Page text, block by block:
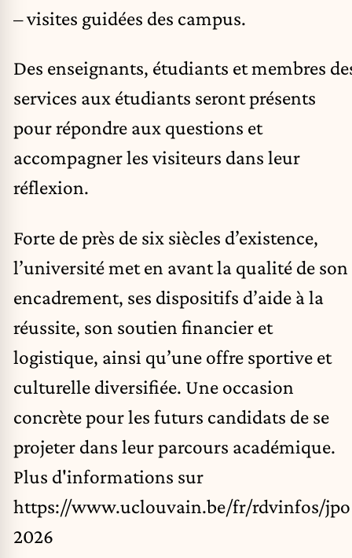
– visites guidées des campus.
Des enseignants, étudiants et membres
services aux étudiants seront présents
pour répondre aux questions et
accompagner les visiteurs dans leur
réflexion.
Forte de près de six siècles d’existence,
l’université met en avant la qualité de son
encadrement, ses dispositifs d’aide à la
réussite, son soutien financier et
logistique, ainsi qu’une offre sportive et
culturelle diversifiée. Une occasion
concrète pour les futurs candidats de se
projeter dans leur parcours académique.
Plus d'informations sur
https://www.uclouvain.be/fr/rdvinfos/
2026